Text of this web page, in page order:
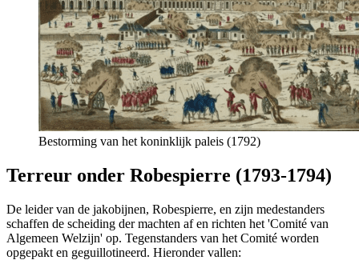
Bestorming van het koninklijk paleis (1792)
Terreur onder Robespierre (1793-1794)
De leider van de jakobijnen, Robespierre, en zijn medestanders
schaffen de scheiding der machten af en richten het 'Comité van
Algemeen Welzijn' op. Tegenstanders van het Comité worden
opgepakt en geguillotineerd. Hieronder vallen: